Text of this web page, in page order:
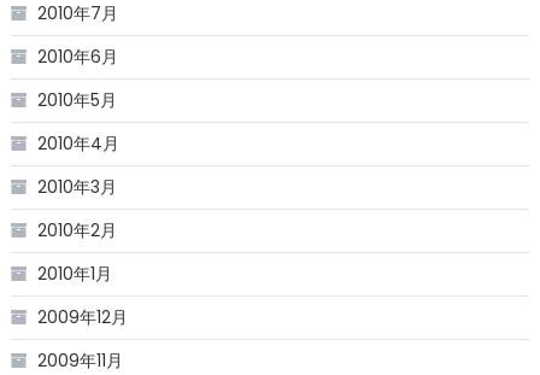
2010年7月
2010年6月
2010年5月
2010年4月
2010年3月
2010年2月
2010年1月
2009年12月
2009年11月